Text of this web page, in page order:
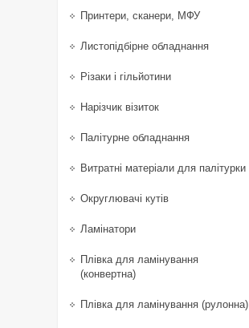
Принтери, сканери, МФУ
Листопідбірне обладнання
Різаки і гільйотини
Нарізчик візиток
Палітурне обладнання
Витратні матеріали для палітурки
Округлювачі кутів
Ламінатори
Плівка для ламінування
(конвертна)
Плівка для ламінування (рулонна)